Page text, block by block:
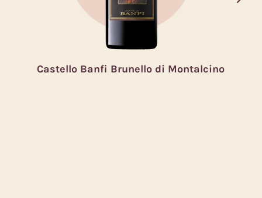
Castello Banfi Brunello di Montalcino